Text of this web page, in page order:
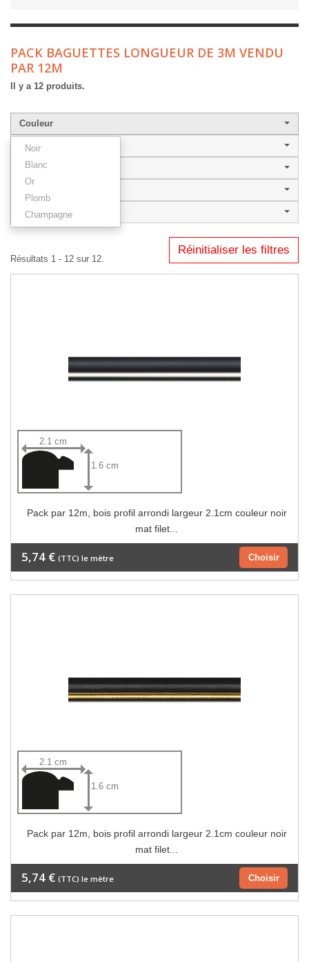
PACK BAGUETTES LONGUEUR DE 3M VENDU
PAR 12M
Il y a 12 produits.
Couleur
Noir
Blanc
Or
Plomb
Champagne
Largeur de baguette
Style
Type
Réinitialiser les filtres
Résultats 1 - 12 sur 12.
2.1 cm
1.6 cm
Pack par 12m, bois profil arrondi largeur 2.1cm couleur noir
mat filet...
Choisir
5,74 € (TTC) le mètre
2.1 cm
1.6 cm
Pack par 12m, bois profil arrondi largeur 2.1cm couleur noir
mat filet...
Choisir
5,74 € (TTC) le mètre